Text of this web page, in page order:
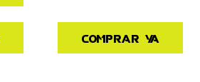
Comprar ya